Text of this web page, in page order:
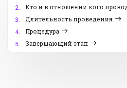
2.
Кто и в отношении кого
3.
Длительность проведения
4.
Процедура
5.
Завершающий этап